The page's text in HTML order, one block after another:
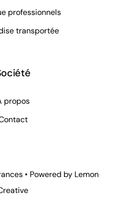
professionnels
transportée
propos
• Powered by Lemon